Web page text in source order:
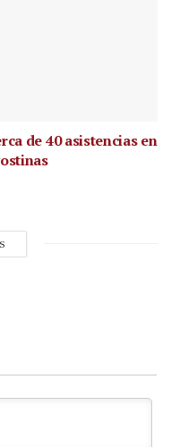
de 40 asistencias en